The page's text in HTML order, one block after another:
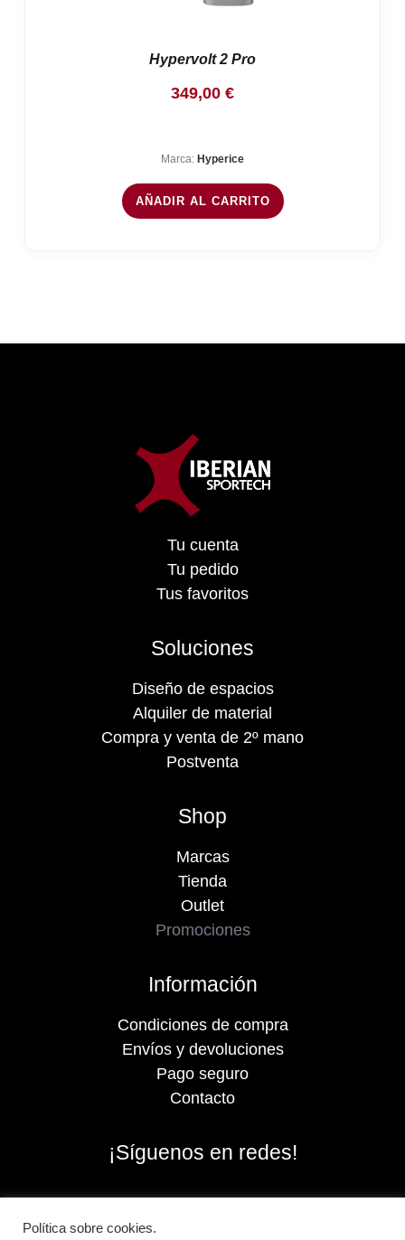
Hypervolt 2 Pro
349,00 €
Marca: Hyperice
AÑADIR AL CARRITO
Tu cuenta
Tu pedido
Tus favoritos
Soluciones
Diseño de espacios
Alquiler de material
Compra y venta de 2º mano
Postventa
Shop
Marcas
Tienda
Outlet
Promociones
Información
Condiciones de compra
Envíos y devoluciones
Pago seguro
Contacto
¡Síguenos en redes!
Política sobre cookies.